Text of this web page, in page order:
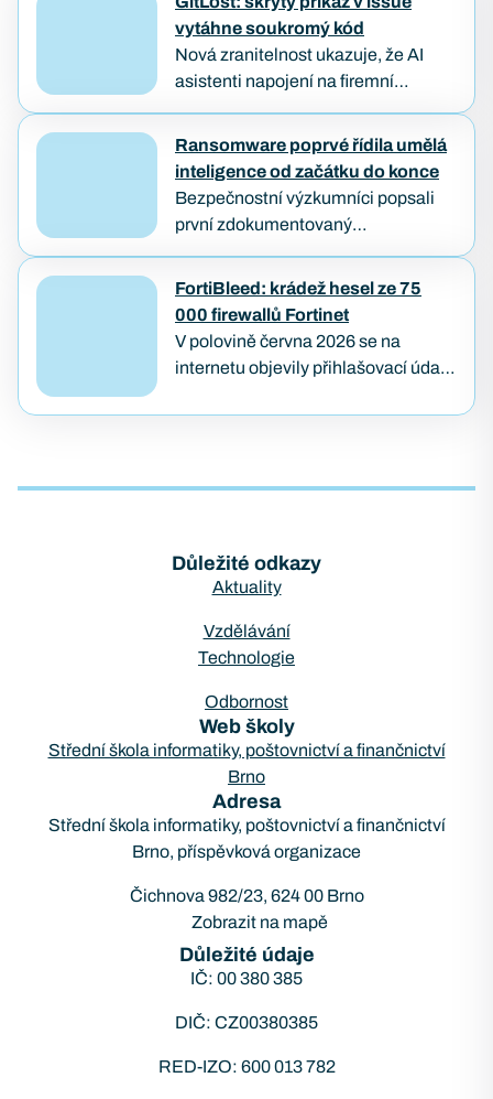
vytáhne soukromý kód
Nová zranitelnost ukazuje, že AI
asistenti napojení na firemní
obyčejným textem. Útočníkovi stačí
založit veřejný požadavek na opravu
a počkat, až…
Ransomware poprvé řídila umělá
inteligence od začátku do konce
Bezpečnostní výzkumníci popsali
první zdokumentovaný
průniku až po zašifrování dat provedl
samostatně AI agent — bez
lidského útočníka u klávesnice.
Případ…
FortiBleed: krádež hesel ze 75
000 firewallů Fortinet
V polovině června 2026 se na
internetu objevily přihlašovací údaje
Fortinet. Útok pojmenovaný
Důležité odkazy
Aktuality
Vzdělávání
Technologie
Odbornost
Web školy
Střední škola informatiky, poštovnictví a finančnictví
Brno
Adresa
Střední škola informatiky, poštovnictví a finančnictví
Brno, příspěvková organizace
Čichnova 982/23, 624 00 Brno
Zobrazit na mapě
Důležité údaje
IČ: 00 380 385
DIČ: CZ00380385
RED-IZO: 600 013 782